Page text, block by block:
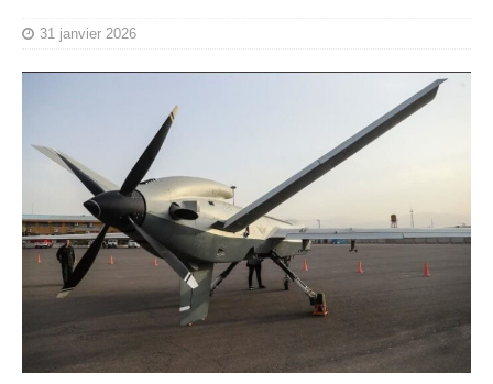
31 janvier 2026